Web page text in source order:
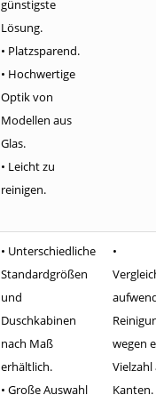
günstigste
Lösung.
• Platzsparend.
• Hochwertige
Optik von
Modellen aus
Glas.
• Leicht zu
reinigen.
• Unterschiedliche
Standardgrößen
und
Duschkabinen
nach Maß
erhältlich.
• Große Auswahl
•
wegen
Vielzahl
Kanten.